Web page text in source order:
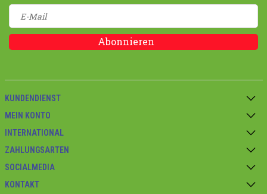
Abonnieren
KUNDENDIENST
MEIN KONTO
INTERNATIONAL
ZAHLUNGSARTEN
SOCIALMEDIA
KONTAKT